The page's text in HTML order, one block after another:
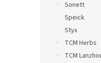
Sonett
Speick
Styx
TCM Herbs
TCM